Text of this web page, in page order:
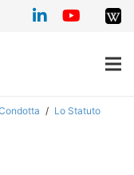
/ Lo Statuto